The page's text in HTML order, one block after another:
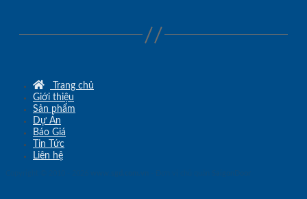
Trang chủ
Giới thiệu
Sản phẩm
Dự Án
Báo Giá
Tin Tức
Liên hệ